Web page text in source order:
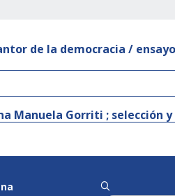
de la democracia /
Manuela Gorriti ; selección
q